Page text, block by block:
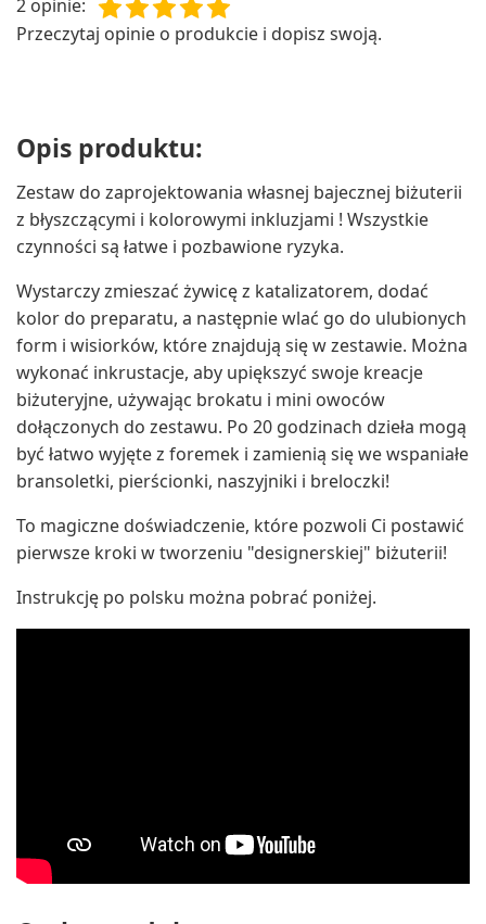
2 opinie:
Przeczytaj opinie o produkcie i dopisz swoją.
Opis produktu:
Zestaw do zaprojektowania własnej bajecznej biżuterii
z błyszczącymi i kolorowymi inkluzjami ! Wszystkie
czynności są łatwe i pozbawione ryzyka.
Wystarczy zmieszać żywicę z katalizatorem, dodać
kolor do preparatu, a następnie wlać go do ulubionych
form i wisiorków, które znajdują się w zestawie. Można
wykonać inkrustacje, aby upiększyć swoje kreacje
biżuteryjne, używając brokatu i mini owoców
dołączonych do zestawu. Po 20 godzinach dzieła mogą
być łatwo wyjęte z foremek i zamienią się we wspaniałe
bransoletki, pierścionki, naszyjniki i breloczki!
To magiczne doświadczenie, które pozwoli Ci postawić
pierwsze kroki w tworzeniu "designerskiej" biżuterii!
Instrukcję po polsku można pobrać poniżej.